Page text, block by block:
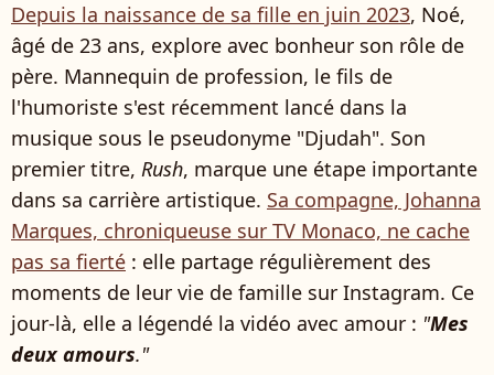
Depuis la naissance de sa fille en juin 2023, Noé,
âgé de 23 ans, explore avec bonheur son rôle de
père. Mannequin de profession, le fils de
l'humoriste s'est récemment lancé dans la
musique sous le pseudonyme "Djudah". Son
premier titre, Rush, marque une étape importante
dans sa carrière artistique. Sa compagne, Johanna
Marques, chroniqueuse sur TV Monaco, ne cache
pas sa fierté : elle partage régulièrement des
moments de leur vie de famille sur Instagram. Ce
jour-là, elle a légendé la vidéo avec amour : "Mes
deux amours."